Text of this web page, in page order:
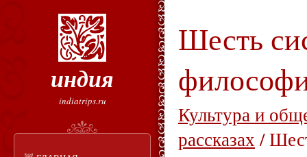
индия
indiatrips.ru
Шесть
Культура и
рассказах/